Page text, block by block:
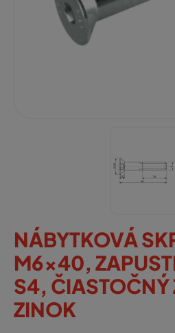
NÁBYTKOVÁ
M6x40,
S4, ČIASTOČNÝ
ZINOK